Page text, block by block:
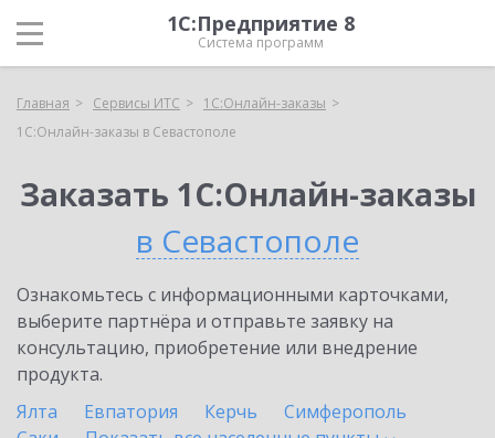
1С:Предприятие 8
Система программ
Главная Сервисы ИТС
1С:Онлайн-заказы
1С:Онлайн-заказы в Севастополе
Заказать 1С:Онлайн-заказы
в Севастополе
Ознакомьтесь с информационными карточками,
выберите партнёра и отправьте заявку на
консультацию, приобретение или внедрение
продукта.
Ялта
Евпатория Керчь
Симферополь